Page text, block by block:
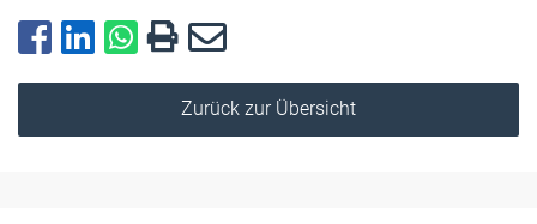
Zurück zur Übersicht